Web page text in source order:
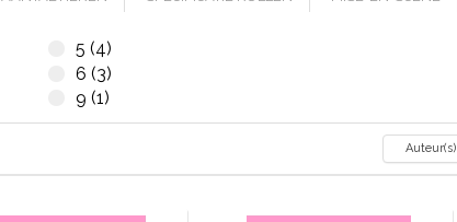
5 (4)
6 (3)
9 (1)
Auteur(s)